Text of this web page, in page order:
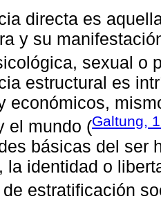
directa es
y su
sexual o
estructural es
económicos,
el mundo (Galtung,
básicas del ser
la identidad o
estratificación